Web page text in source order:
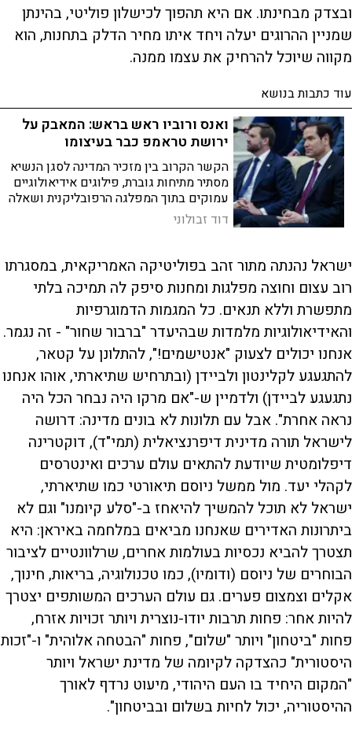
ובצדק מבחינתו. אם היא תהפוך לכישלון פוליטי, בהינתן
שמניין ההרוגים יעלה ויחד איתו מחיר הדלק בתחנות, הוא
מקווה שיוכל להרחיק את עצמו ממנה.
עוד כתבות בנושא
ואנס ורוביו ראש בראש: המאבק על
ירושת טראמפ כבר בעיצומו
הקשר הקרוב בין מזכיר המדינה לסגן הנשיא
מסתיר מתיחות גוברת, פילוגים אידיאולוגיים
עמוקים בתוך המפלגה הרפובליקנית ושאלה
אחת מרכזית: מי יצליח להפוך כוח מדיני
והשפעה בינלאומית לרוב פוליטי בבית
דוד זבולוני
ישראל נהנתה מתור זהב בפוליטיקה האמריקאית, במסגרתו
רוב עצום וחוצה מפלגות ומחנות סיפק לה תמיכה בלתי
מתפשרת וללא תנאים. כל המגמות הדמוגרפיות
והאידיאולוגיות מלמדות שבהיעדר "ברבור שחור" - זה נגמר.
אנחנו יכולים לצעוק "אנטישמים!", להתלונן על קטאר,
להתגעגע לקלינטון ולביידן (ובתרחיש שתיארתי, אוהו אנחנו
נתגעגע לביידן) ולדמיין ש-"אם מרקו היה נבחר הכל היה
נראה אחרת". אבל עם תלונות לא בונים מדינה: דרושה
לישראל תורה מדינית דיפרנציאלית (תמי"ד), דוקטרינה
דיפלומטית שיודעת להתאים עולם ערכים ואינטרסים
לקהלי יעד. מול ממשל ניוסם תיאורטי כמו שתיארתי,
ישראל לא תוכל להמשיך להיאחז ב-"סלע קיומנו" וגם לא
ביתרונות האדירים שאנחנו מביאים במלחמה באיראן: היא
תצטרך להביא נכסיות בעולמות אחרים, שרלוונטיים לציבור
הבוחרים של ניוסם (ודומיו), כמו טכנולוגיה, בריאות, חינוך,
אקלים וצמצום פערים. גם עולם הערכים המשותפים יצטרך
להיות אחר: פחות תרבות יודו-נוצרית ויותר זכויות אזרח,
פחות "ביטחון" ויותר "שלום", פחות "הבטחה אלוהית" ו-"זכות
היסטורית" כהצדקה לקיומה של מדינת ישראל ויותר
"המקום היחיד בו העם היהודי, מיעוט נרדף לאורך
ההיסטוריה, יכול לחיות בשלום ובביטחון".